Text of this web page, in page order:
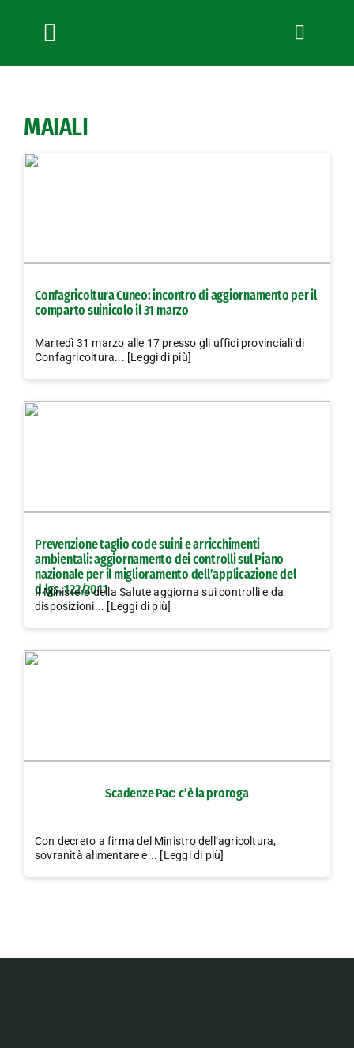
Toggle
Navigation
News
Bandi
Lavora con noi
MAIALI
Confagricoltura Cuneo: incontro di aggiornamento per il
comparto suinicolo il 31 marzo
Martedì 31 marzo alle 17 presso gli uffici provinciali di
Confagricoltura... [Leggi di più]
Prevenzione taglio code suini e arricchimenti
ambientali: aggiornamento dei controlli sul Piano
nazionale per il miglioramento dell’applicazione del
d.lgs. 122/2011
Il Ministero della Salute aggiorna sui controlli e da
disposizioni... [Leggi di più]
Scadenze Pac: c’è la proroga
Con decreto a firma del Ministro dell’agricoltura,
sovranità alimentare e... [Leggi di più]